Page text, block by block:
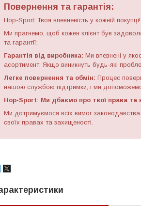
Повернення та гарантія:
Hop-Sport: Твоя впевненість у кожній покупці!
Ми прагнемо, щоб кожен клієнт був
та гарантії:
Гарантія від виробника: Ми впевнені у
асортимент. Якщо виникнуть будь-які
Легке повернення та обмін: Процес
нашою службою підтримки, і ми
Hop-Sport: Ми дбаємо про твої права та
Ми дотримуємося всіх вимог
своїх правах та захищеності.